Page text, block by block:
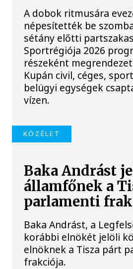
A dobok ritmusára
népesítették be
sétány előtti
Sportrégiója 2026
részeként
Kupán civil, céges,
belügyi egységek
vízen.
KÖZÉLET
Baka Andrást
államfőnek a
parlamenti
Baka Andrást, a
korábbi elnökét jelöli
elnöknek a Tisza párt
frakciója.